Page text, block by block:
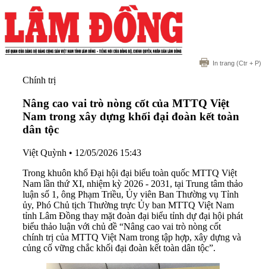
In trang (Ctr + P)
Chính trị
Nâng cao vai trò nòng cốt của MTTQ Việt
Nam trong xây dựng khối đại đoàn kết toàn
dân tộc
Việt Quỳnh • 12/05/2026 15:43
Trong khuôn khổ Đại hội đại biểu toàn quốc MTTQ Việt
Nam lần thứ XI, nhiệm kỳ 2026 - 2031, tại Trung tâm thảo
luận số 1, ông Phạm Triều, Ủy viên Ban Thường vụ Tỉnh
ủy, Phó Chủ tịch Thường trực Ủy ban MTTQ Việt Nam
tỉnh Lâm Đồng thay mặt đoàn đại biểu tỉnh dự đại hội phát
biểu thảo luận với chủ đề “Nâng cao vai trò nòng cốt
chính trị của MTTQ Việt Nam trong tập hợp, xây dựng và
củng cố vững chắc khối đại đoàn kết toàn dân tộc”.